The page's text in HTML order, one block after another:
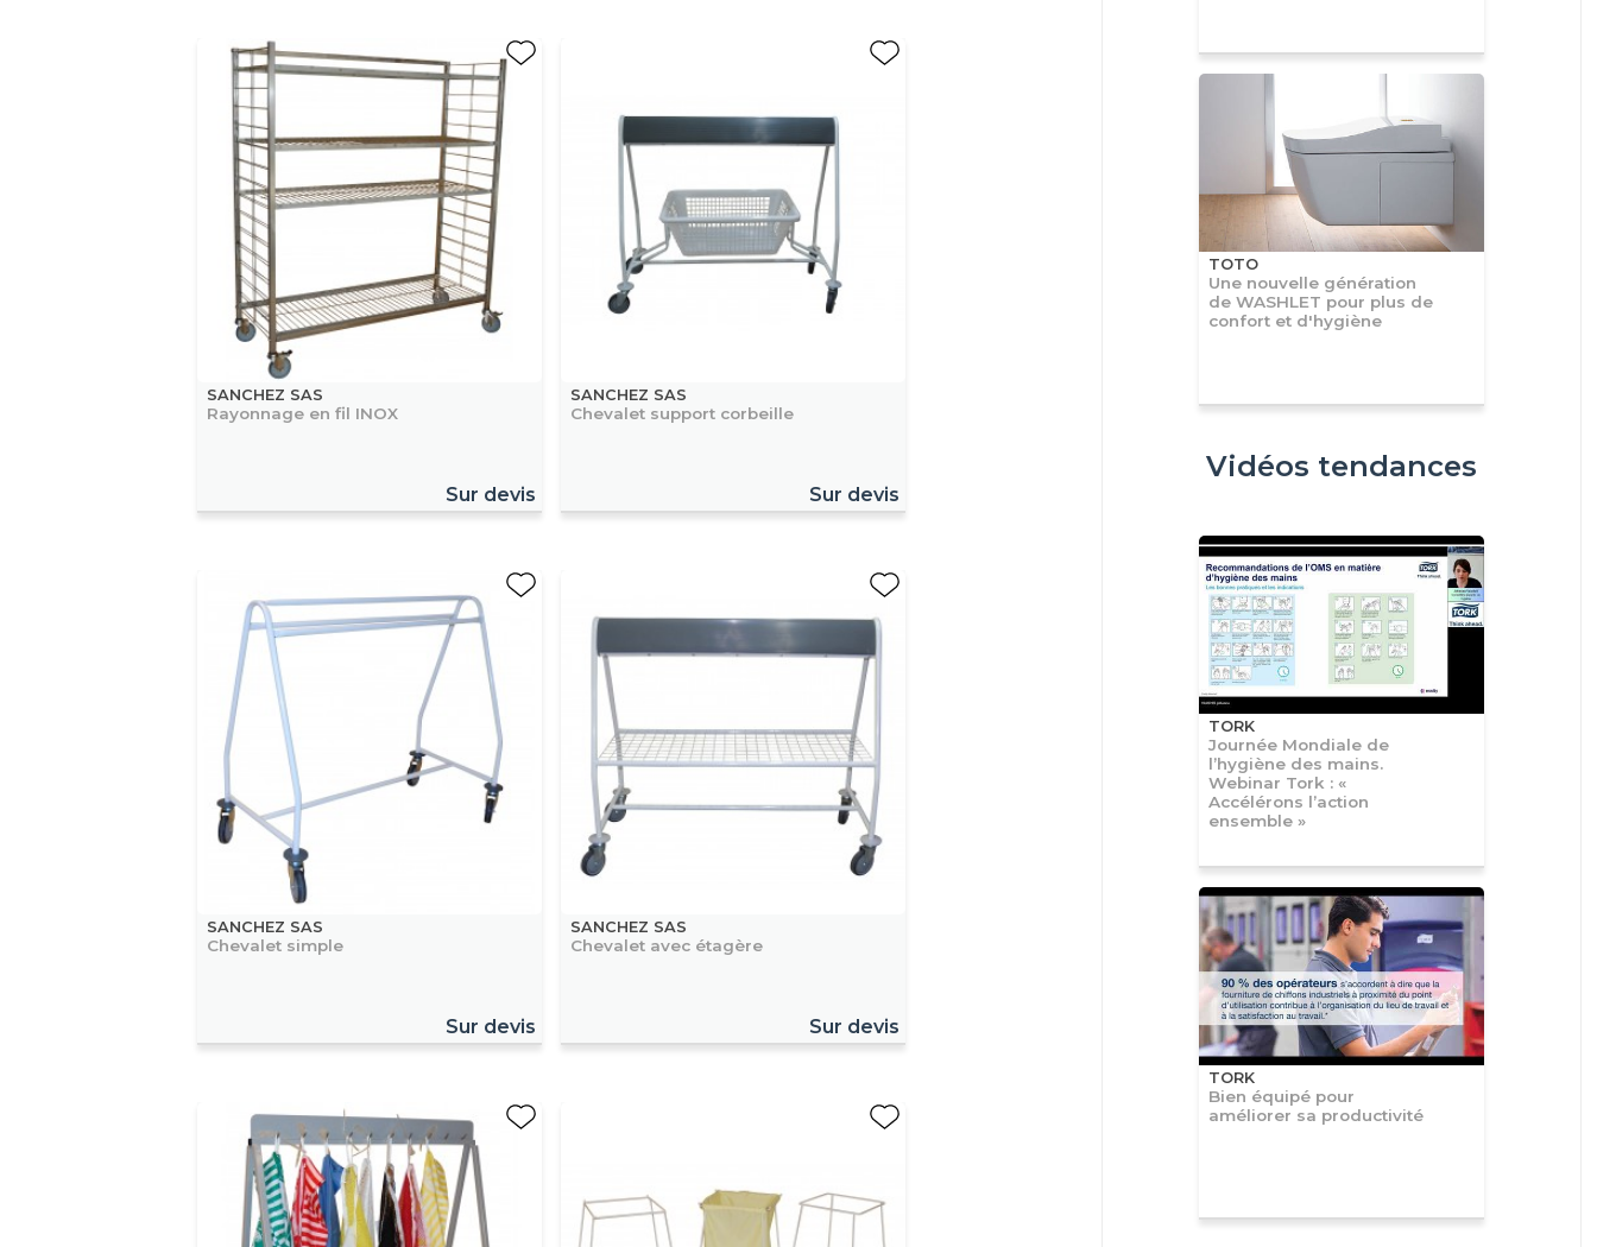
SANCHEZ SAS
Rayonnage en fil INOX
Sur devis
SANCHEZ SAS
Chevalet support corbeille
Sur devis
SANCHEZ SAS
Chevalet simple
Sur devis
SANCHEZ SAS
Chevalet avec étagère
Sur devis
TOTO
Une nouvelle génération
de WASHLET pour plus de
confort et d'hygiène
Vidéos tendances
TORK
Journée Mondiale de
l’hygiène des mains.
Webinar Tork : «
Accélérons l’action
ensemble »
TORK
Bien équipé pour
améliorer sa productivité